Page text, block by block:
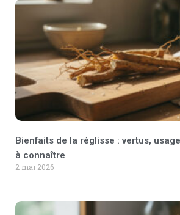
Bienfaits de la réglisse : vertus,
à connaître
2 mai 2026